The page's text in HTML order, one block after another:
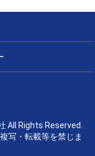
All Rights Reserved.
写・転載等を禁じま